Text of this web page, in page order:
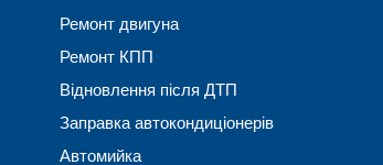
Ремонт двигуна
Ремонт КПП
Відновлення після ДТП
Заправка автокондиціонерів
Автомийка